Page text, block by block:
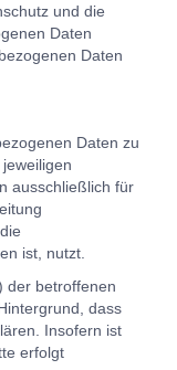
und die
Daten
Daten
Daten zu
ausschließlich für
ist, nutzt.
der betroffenen
dass
Insofern ist
erfolgt